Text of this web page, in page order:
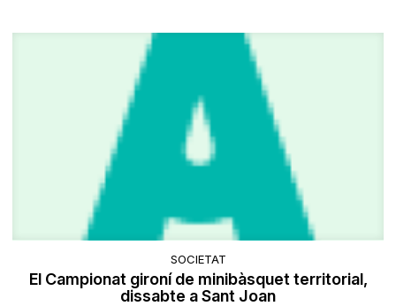
SOCIETAT
El Campionat gironí de minibàsquet territorial,
dissabte a Sant Joan